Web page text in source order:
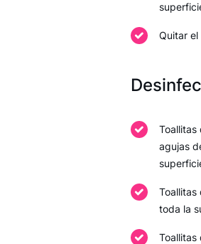
Quitar
Toallitas
agujas
Toallitas
toda la
Toallitas